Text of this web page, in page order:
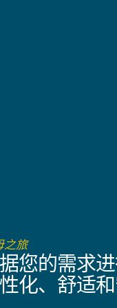
之旅
您的需求进
化、舒适